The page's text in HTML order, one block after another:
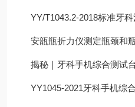
YY/T1043.2-2018标准牙
安瓿瓶折力仪测定瓶颈和
揭秘｜牙科手机综合测试台工作
YY1045-2021牙科手机综合测